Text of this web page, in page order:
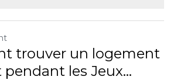
trouver un logement
les Jeux...